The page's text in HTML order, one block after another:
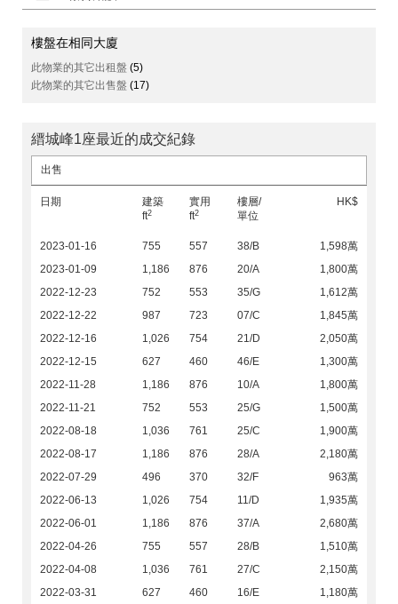
樓盤在相同大廈
此物業的其它出租盤 (5)
此物業的其它出售盤 (17)
縉城峰1座最近的成交紀錄
出售
日期
建築
ft2
實用
ft2
樓層/
單位
HK$
2023-01-16 755 557 38/B
1,598萬
2023-01-09
1,186 876 20/A
1,800萬
2022-12-23
752 553 35/G
1,612萬
2022-12-22
987 723 07/C
1,845萬
2022-12-16
1,026 754 21/D
2,050萬
2022-12-15
627 460 46/E
1,300萬
2022-11-28
1,186 876 10/A
1,800萬
2022-11-21
752 553 25/G
1,500萬
2022-08-18
1,036 761 25/C
1,900萬
2022-08-17
1,186 876 28/A
2,180萬
2022-07-29
496 370 32/F
963萬
2022-06-13
1,026 754 11/D
1,935萬
2022-06-01
1,186 876 37/A
2,680萬
2022-04-26
755 557 28/B
1,510萬
2022-04-08
1,036 761 27/C
2,150萬
2022-03-31
627 460 16/E 1,180萬